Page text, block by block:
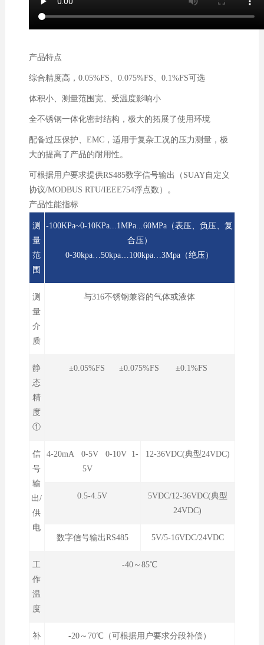
产品特点
综合精度高，0.05%FS、0.075%FS、0.1%FS可选
体积小、测量范围宽、受温度影响小
全不锈钢一体化密封结构，极大的拓展了使用环境
配备过压保护、EMC，适用于复杂工况的压力测量，极
大的提高了产品的耐用性。
可根据用户要求提供RS485数字信号输出（SUAY自定义
协议/MODBUS RTU/IEEE754浮点数）。
产品性能指标
测
量
范
围
-100KPa~0-10KPa...1MPa...60MPa（表压、负压、复
合压 ）
0-30kpa…50kpa…100kpa…3Mpa（绝压）
测
量
介
质
与316不锈钢兼容的气体或液体
静
态
精
度
①
±0.05%FS ±0.075%FS ±0.1%FS
信
号
输
出/
供
电
4-20mA 0-5V 0-10V 1-
5V
12-36VDC(典型24VDC)
0.5-4.5V
5VDC/12-36VDC(典型
24VDC)
数字信号输出RS485 5V/5-16VDC/24VDC
工
作
温
度
-40～85℃
补 -20～70℃（可根据用户要求分段补偿）